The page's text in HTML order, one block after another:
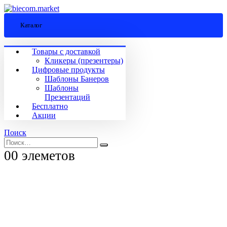
Каталог
Товары с доставкой
Кликеры (презентеры)
Цифровые продукты
Шаблоны Банеров
Шаблоны
Презентаций
Бесплатно
Акции
Поиск
00 элеметов